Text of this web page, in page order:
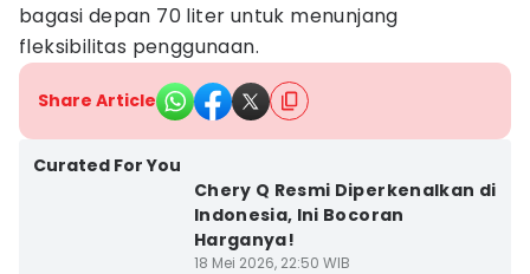
bagasi depan 70 liter untuk menunjang
fleksibilitas penggunaan.
Share Article
Curated For You
Chery Q Resmi Diperkenalkan di
Indonesia, Ini Bocoran
Harganya!
18 Mei 2026, 22:50 WIB